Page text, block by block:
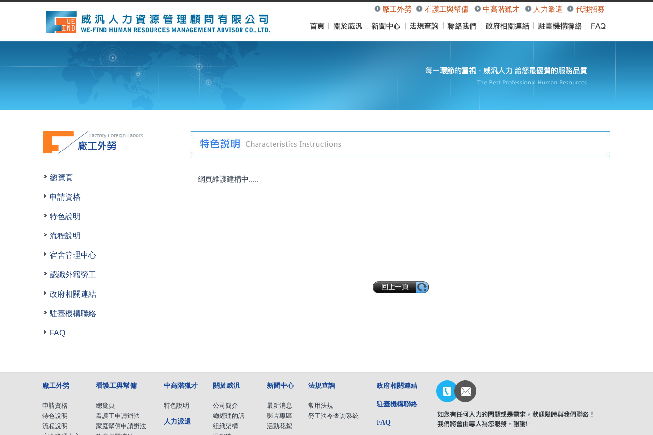
廠工外勞 看護工與幫傭 中高階獵才 人力派遣 代理招募
總覽頁
申請資格
特色說明
流程說明
宿舍管理中心
認識外籍勞工
政府相關連結
駐臺機構聯絡
FAQ
網頁維護建構中.....
廠工外勞
申請資格
特色說明
流程說明
看護工與幫傭
總覽頁
看護工申請辦法
家庭幫傭申請辦法
中高階獵才
特色說明
人力派遣
關於威汎
公司簡介
總經理的話
組織架構
新聞中心
最新消息
影片專區
活動花絮
法規查詢
常用法規
勞工法令查詢系統
政府相關連結
駐臺機構聯絡
FAQ